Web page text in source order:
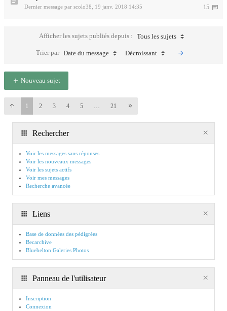
15
Dernier message par scolo38 19 janv. 2018 14:35
Afficher les sujets publiés depuis : Tous les sujets
Trier par Date du message Décroissant
Nouveau sujet
1 2 3 4 5 … 21
Rechercher
Voir les messages sans réponses
Voir les nouveaux messages
Voir les sujets actifs
Voir mes messages
Recherche avancée
Liens
Base de données des pédigrées
Becarchive
Bluebelton Galeries Photos
Panneau de l'utilisateur
Inscription
Connexion